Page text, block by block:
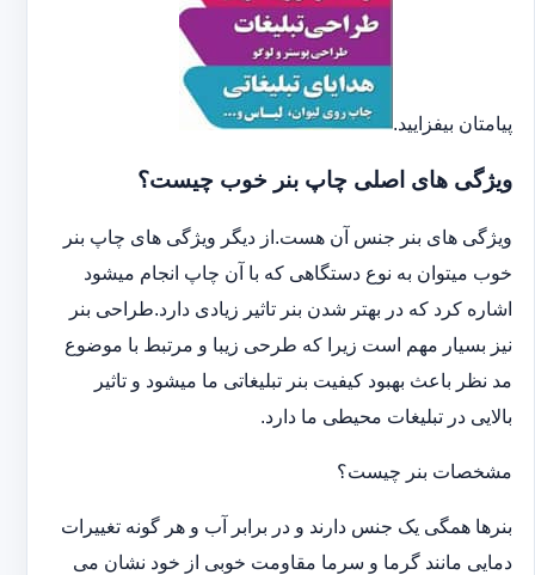
پیامتان بیفزایید.
ویژگی های اصلی چاپ بنر خوب چیست؟
ویژگی های بنر جنس آن هست.از دیگر ویژگی های چاپ بنر
خوب میتوان به نوع دستگاهی که با آن چاپ انجام میشود
اشاره کرد که در بهتر شدن بنر تاثیر زیادی دارد.طراحی بنر
نیز بسیار مهم است زیرا که طرحی زیبا و مرتبط با موضوع
مد نظر باعث بهبود کیفیت بنر تبلیغاتی ما میشود و تاثیر
بالایی در تبلیغات محیطی ما دارد.
مشخصات بنر چیست؟
بنرها همگی یک جنس دارند و در برابر آب و هر گونه تغییرات
دمایی مانند گرما و سرما مقاومت خوبی از خود نشان می